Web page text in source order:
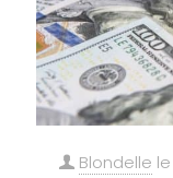
Blondelle le